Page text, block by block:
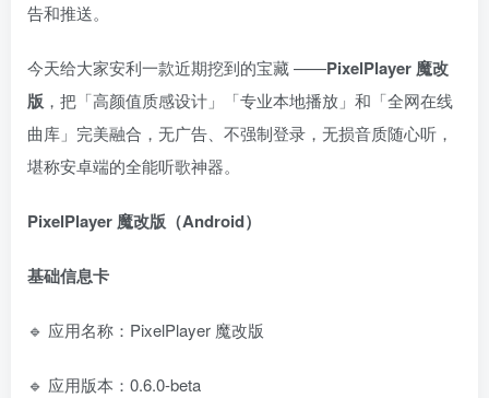
告和推送。
今天给大家安利一款近期挖到的宝藏 ——PixelPlayer 魔改
版 ，把「高颜值质感设计」「专业本地播放」和「全网在线
曲库」完美融合，无广告、不强制登录，无损音质随心听，
堪称安卓端的全能听歌神器。
PixelPlayer 魔改版（Android）
基础信息卡
🔹 应用名称：PixelPlayer 魔改版
🔹 应用版本：0.6.0-beta